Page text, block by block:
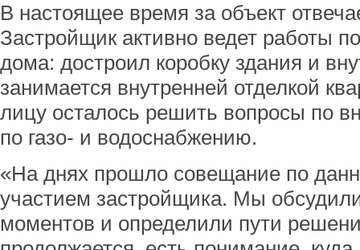
В настоящее время за объект
Застройщик активно ведет работы
дома: достроил коробку здания и
занимается внутренней отделкой
лицу осталось решить вопросы по
по газо- и водоснабжению.
«На днях прошло совещание по
участием застройщика. Мы
моментов и определили пути